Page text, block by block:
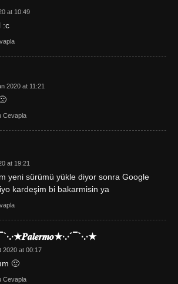
at 10:49
:c
2020 at 11:21
Cevapla
at 19:21
yeni sürümü yükle diyor sonra Google
kardeşim bi bakarmisin ya
2020 at 00:17
🙂
Cevapla